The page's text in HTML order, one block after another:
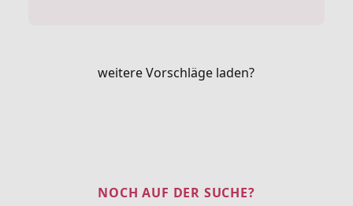
weitere Vorschläge laden?
NOCH AUF DER SUCHE?